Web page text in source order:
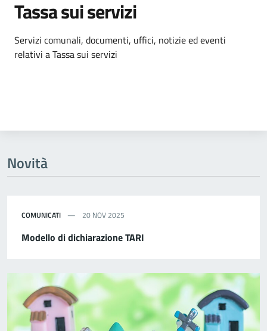
Tassa sui servizi
Dettagli dell'argomento
Servizi comunali, documenti, uffici, notizie ed eventi
relativi a Tassa sui servizi
Novità
COMUNICATI 20 NOV 2025
Modello di dichiarazione TARI